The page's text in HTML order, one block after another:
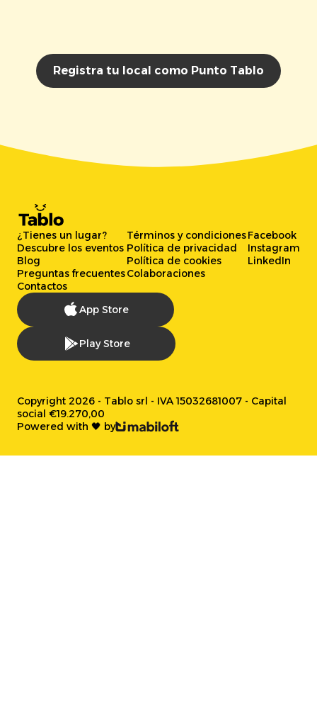
Registra tu local como Punto Tablo
¿Tienes un lugar?
Descubre los eventos
Blog
Preguntas frecuentes
Contactos
Términos y condiciones
Política de privacidad
Política de cookies
Colaboraciones
Facebook
Instagram
LinkedIn
App Store
Play Store
Copyright 2026 - Tablo srl - IVA 15032681007 - Capital
social €19.270,00
Powered with 🖤 by